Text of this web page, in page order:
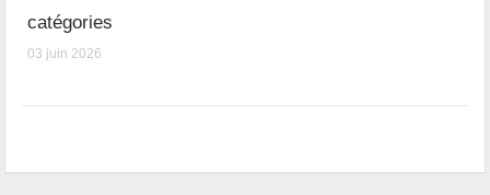
catégories
03 juin 2026